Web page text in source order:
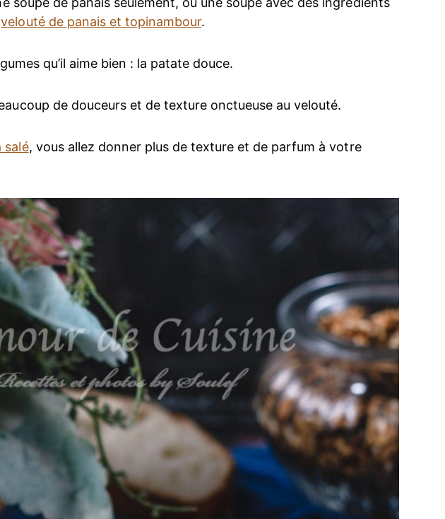
velouté de panais et topinambour.
qu’il aime bien : la patate douce.
de douceurs et de texture onctueuse au velouté.
salé, vous allez donner plus de texture et de parfum à votre